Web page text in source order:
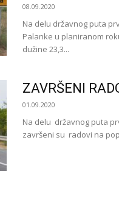
08.09.2020
Na delu državnog puta
Palanke u planiranom
dužine 23,3...
ZAVRŠENI
01.09.2020
Na delu državnog puta
završeni su radovi na